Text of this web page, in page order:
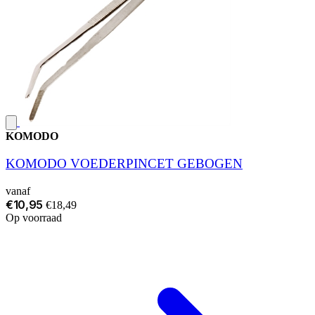
KOMODO
KOMODO VOEDERPINCET GEBOGEN
vanaf
€10,95 €18,49
Op voorraad